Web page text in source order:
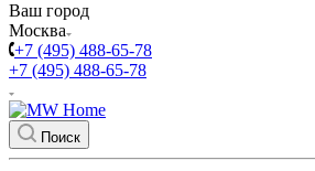
Ваш город
Москва
+7 (495) 488-65-78
+7 (495) 488-65-78
Поиск